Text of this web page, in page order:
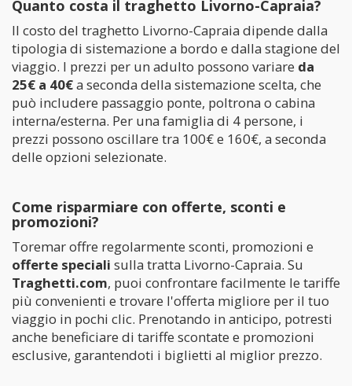
Quanto costa il traghetto Livorno-Capraia?
Il costo del traghetto Livorno-Capraia dipende dalla
tipologia di sistemazione a bordo e dalla stagione del
viaggio. I prezzi per un adulto possono variare da
25€ a 40€a seconda della sistemazione scelta, che
può includere passaggio ponte, poltrona o cabina
interna/esterna. Per una famiglia di 4 persone, i
prezzi possono oscillare tra 100€ e 160€, a seconda
delle opzioni selezionate.
Come risparmiare con offerte, sconti e
promozioni?
Toremar offre regolarmente sconti, promozioni e
offerte speciali sulla tratta Livorno-Capraia. Su
Traghetti.com, puoi confrontare facilmente le tariffe
più convenienti e trovare l'offerta migliore per il tuo
viaggio in pochi clic. Prenotando in anticipo, potresti
anche beneficiare di tariffe scontate e promozioni
esclusive, garantendoti i biglietti al miglior prezzo.